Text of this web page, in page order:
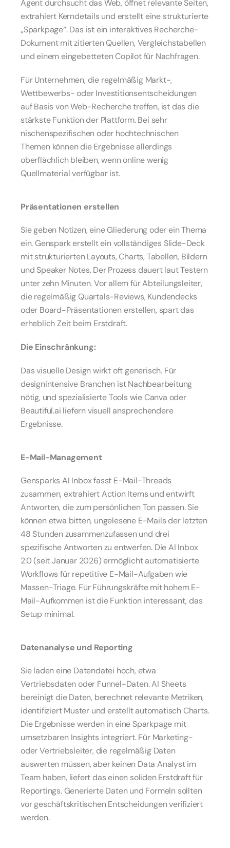
Agent durchsucht das Web, öffnet relevante Seiten,
extrahiert Kerndetails und erstellt eine strukturierte
„Sparkpage“. Das ist ein interaktives Recherche-
Dokument mit zitierten Quellen, Vergleichstabellen
und einem eingebetteten Copilot für Nachfragen.
Für Unternehmen, die regelmäßig Markt-,
Wettbewerbs- oder Investitionsentscheidungen
auf Basis von Web-Recherche treffen, ist das die
stärkste Funktion der Plattform. Bei sehr
nischenspezifischen oder hochtechnischen
Themen können die Ergebnisse allerdings
oberflächlich bleiben, wenn online wenig
Quellmaterial verfügbar ist.
Präsentationen erstellen
Sie geben Notizen, eine Gliederung oder ein Thema
ein. Genspark erstellt ein vollständiges Slide-Deck
mit strukturierten Layouts, Charts, Tabellen, Bildern
und Speaker Notes. Der Prozess dauert laut Testern
unter zehn Minuten. Vor allem für Abteilungsleiter,
die regelmäßig Quartals-Reviews, Kundendecks
oder Board-Präsentationen erstellen, spart das
erheblich Zeit beim Erstdraft.
Die Einschränkung:
Das visuelle Design wirkt oft generisch. Für
designintensive Branchen ist Nachbearbeitung
nötig, und spezialisierte Tools wie Canva oder
Beautiful.ai liefern visuell ansprechendere
Ergebnisse.
E-Mail-Management
Gensparks AI Inbox fasst E-Mail-Threads
zusammen, extrahiert Action Items und entwirft
Antworten, die zum persönlichen Ton passen. Sie
können etwa bitten, ungelesene E-Mails der letzten
48 Stunden zusammenzufassen und drei
spezifische Antworten zu entwerfen. Die AI Inbox
2.0 (seit Januar 2026) ermöglicht automatisierte
Workflows für repetitive E-Mail-Aufgaben wie
Massen-Triage. Für Führungskräfte mit hohem E-
Mail-Aufkommen ist die Funktion interessant, das
Setup minimal.
Datenanalyse und Reporting
Sie laden eine Datendatei hoch, etwa
Vertriebsdaten oder Funnel-Daten. AI Sheets
bereinigt die Daten, berechnet relevante Metriken,
identifiziert Muster und erstellt automatisch Charts.
Die Ergebnisse werden in eine Sparkpage mit
umsetzbaren Insights integriert. Für Marketing-
oder Vertriebsleiter, die regelmäßig Daten
auswerten müssen, aber keinen Data Analyst im
Team haben, liefert das einen soliden Erstdraft für
Reportings. Generierte Daten und Formeln sollten
vor geschäftskritischen Entscheidungen verifiziert
werden.